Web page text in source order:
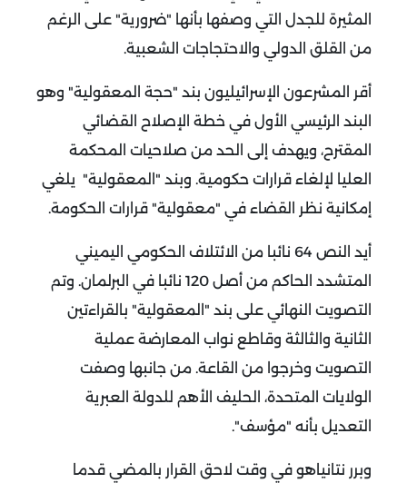
المثيرة للجدل التي وصفها بأنها "ضرورية" على الرغم
من القلق الدولي والاحتجاجات الشعبية.
أقر المشرعون الإسرائيليون بند "حجة المعقولية" وهو
البند الرئيسي الأول في خطة الإصلاح القضائي
المقترح، ويهدف إلى الحد من صلاحيات المحكمة
العليا لإلغاء قرارات حكومية. وبند "المعقولية" يلغي
إمكانية نظر القضاء في "معقولية" قرارات الحكومة.
أيد النص 64 نائبا من الائتلاف الحكومي اليميني
المتشدد الحاكم من أصل 120 نائبا في البرلمان. وتم
التصويت النهائي على بند "المعقولية" بالقراءتين
الثانية والثالثة وقاطع نواب المعارضة عملية
التصويت وخرجوا من القاعة. من جانبها وصفت
الولايات المتحدة، الحليف الأهم للدولة العبرية
التعديل بأنه "مؤسف".
وبرر نتانياهو في وقت لاحق القرار بالمضي قدما